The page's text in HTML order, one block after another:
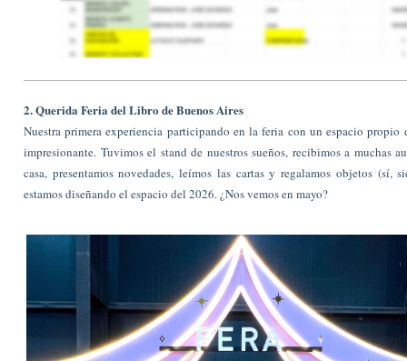
2. Querida Feria del Libro de Buenos Aires
Nuestra primera experiencia participando en la feria con un espacio propio
impresionante. Tuvimos el stand de nuestros sueños, recibimos a muchas
casa, presentamos novedades, leímos las cartas y regalamos objetos (sí,
estamos diseñando el espacio del 2026. ¿Nos vemos en mayo?